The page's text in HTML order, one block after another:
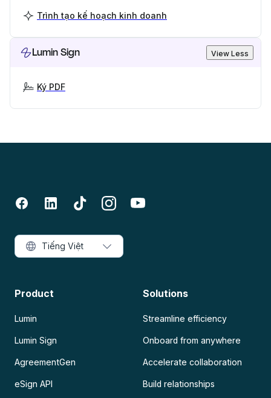
Trình tạo kế hoạch kinh doanh
Lumin Sign View Less
Ký PDF
Product
Lumin
Lumin Sign
AgreementGen
eSign API
Solutions
Streamline efficiency
Onboard from anywhere
Accelerate collaboration
Build relationships
Tiếng Việt